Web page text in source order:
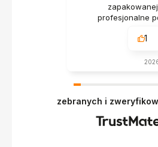
profesjonalne
1
zebranych i